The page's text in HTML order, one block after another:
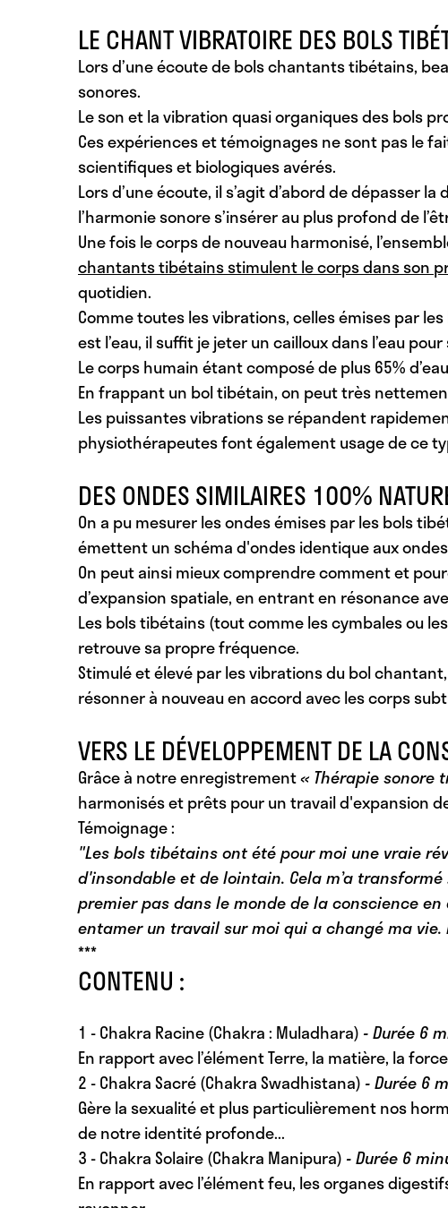
LE CHANT VIBRATOIRE DES BOLS
Lors d’une écoute de bols chantants tibétains,
sonores.
Le son et la vibration quasi organiques des bols
Ces expériences et témoignages ne sont pas le
scientifiques et biologiques avérés.
Lors d’une écoute, il s’agit d’abord de dépasser
l’harmonie sonore s’insérer au plus profond de
Une fois le corps de nouveau harmonisé,
chantants tibétains stimulent le corps dans son
quotidien.
Comme toutes les vibrations, celles émises par
est l’eau, il suffit je jeter un cailloux dans l’eau
Le corps humain étant composé de plus 65%
En frappant un bol tibétain, on peut très
Les puissantes vibrations se répandent
physiothérapeutes font également usage de ce
DES ONDES SIMILAIRES 100%
On a pu mesurer les ondes émises par les bols
émettent un schéma d'ondes identique aux
On peut ainsi mieux comprendre comment et
d’expansion spatiale, en entrant en résonance
Les bols tibétains (tout comme les cymbales ou
retrouve sa propre fréquence.
Stimulé et élevé par les vibrations du bol
résonner à nouveau en accord avec les corps
VERS LE DÉVELOPPEMENT DE LA
Grâce à notre enregistrement« Thérapie sonore
harmonisés et prêts pour un travail d'expansion
Témoignage :
"Les bols tibétains ont été pour moi une vraie
d'insondable et de lointain. Cela m’a
premier pas dans le monde de la conscience
entamer un travail sur moi qui a changé ma vie.
***
CONTENU :
1 - Chakra Racine (Chakra : Muladhara) - Durée 6
En rapport avec l’élément Terre, la matière, la
2 - Chakra Sacré (ChakraSwadhistana) - Durée 6
Gère la sexualité et plus particulièrement nos
de notre identité profonde...
3 - Chakra Solaire (Chakra Manipura) - Durée 6
En rapport avec l’élément feu, les organes